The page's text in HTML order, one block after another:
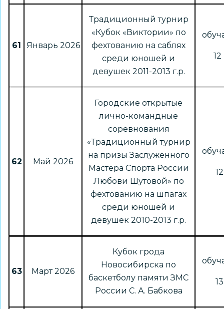
61 Январь 2026
Традиционный турнир
«Кубок «Виктории» по
фехтованию на саблях
среди юношей и
девушек 2011-2013 г.р.
12
62 Май 2026
Городские открытые
лично-командные
соревнования
«Традиционный турнир
на призы Заслуженного
Мастера Спорта России
Любови Шутовой» по
фехтованию на шпагах
среди юношей и
девушек 2010-2013 г.р.
63 Март 2026
Кубок грода
Новосибирска по
баскетболу памяти ЗМС
России С. А. Бабкова